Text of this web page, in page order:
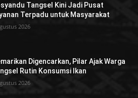
Tangsel Kini Jadi Pusat
Terpadu untuk Masyarakat
2026
Digencarkan, Pilar Ajak Warga
Rutin Konsumsi Ikan
2026